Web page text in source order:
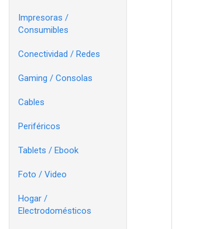
Impresoras /
Consumibles
Conectividad / Redes
Gaming / Consolas
Cables
Periféricos
Tablets / Ebook
Foto / Video
Hogar /
Electrodomésticos